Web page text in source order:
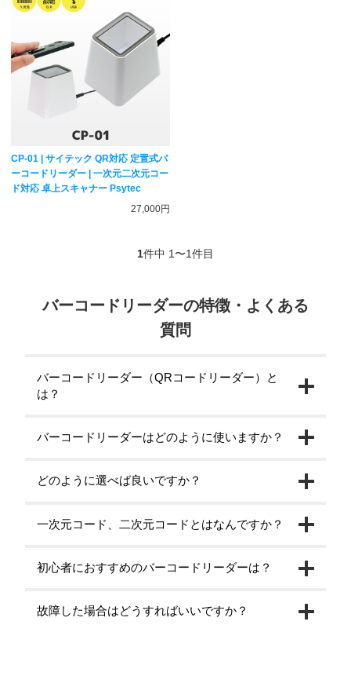
CP-01 | サイテック QR対応 定置式バ
ーコードリーダー | 一次元二次元コー
ド対応 卓上スキャナー Psytec
27,000円
1件中 1〜1件目
バーコードリーダーの特徴・よくある
質問
バーコードリーダー（QRコードリーダー）と
は？
バーコードリーダーはどのように使いますか？
どのように選べば良いですか？
一次元コード、二次元コードとはなんですか？
初心者におすすめのバーコードリーダーは？
故障した場合はどうすればいいですか？